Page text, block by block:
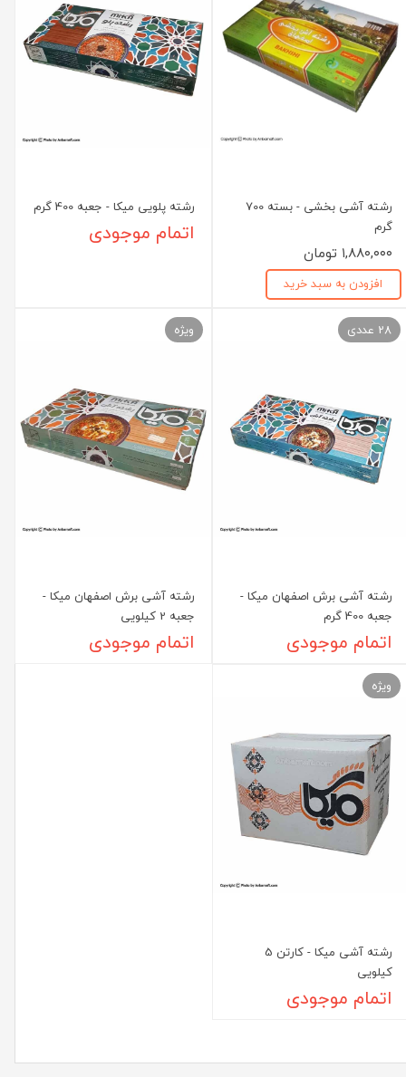
رشته آشی بخشی - بسته 700
گرم
۱,۸۸۰,۰۰۰ تومان
افزودن به سبد خرید
رشته پلویی میکا - جعبه 400 گرم
اتمام موجودی
رشته آشی برش اصفهان میکا -
جعبه 400 گرم
اتمام موجودی
28 عددی
رشته آشی برش اصفهان میکا -
جعبه 2 کیلویی
اتمام موجودی
ویژه
رشته آشی میکا - کارتن 5
کیلویی
اتمام موجودی
ویژه